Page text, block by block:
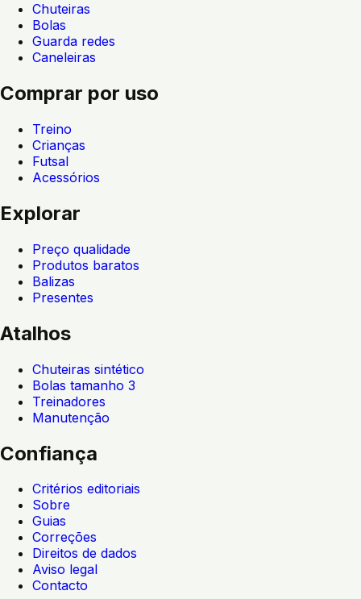
Chuteiras
Bolas
Guarda redes
Caneleiras
Comprar por uso
Treino
Crianças
Futsal
Acessórios
Explorar
Preço qualidade
Produtos baratos
Balizas
Presentes
Atalhos
Chuteiras sintético
Bolas tamanho 3
Treinadores
Manutenção
Confiança
Critérios editoriais
Sobre
Guias
Correções
Direitos de dados
Aviso legal
Contacto